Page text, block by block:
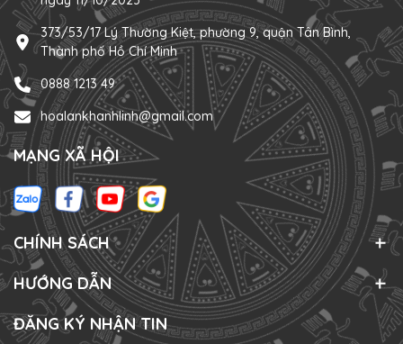
373/53/17 Lý Thường Kiệt, phường 9, quận Tân Bình,
Thành phố Hồ Chí Minh
0888 1213 49
hoalankhanhlinh@gmail.com
MẠNG XÃ HỘI
CHÍNH SÁCH
HƯỚNG DẪN
ĐĂNG KÝ NHẬN TIN